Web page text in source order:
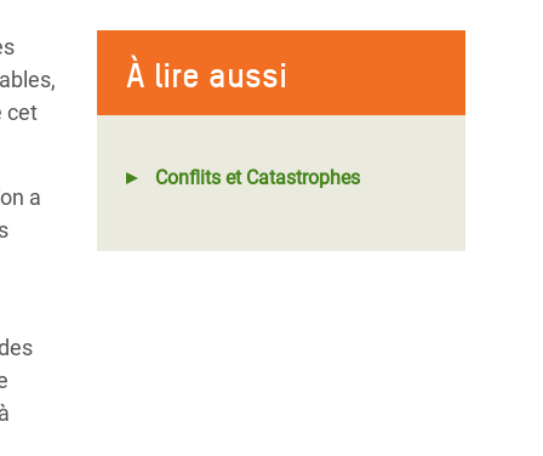
À lire aussi
Conflits et Catastrophes
cet
a